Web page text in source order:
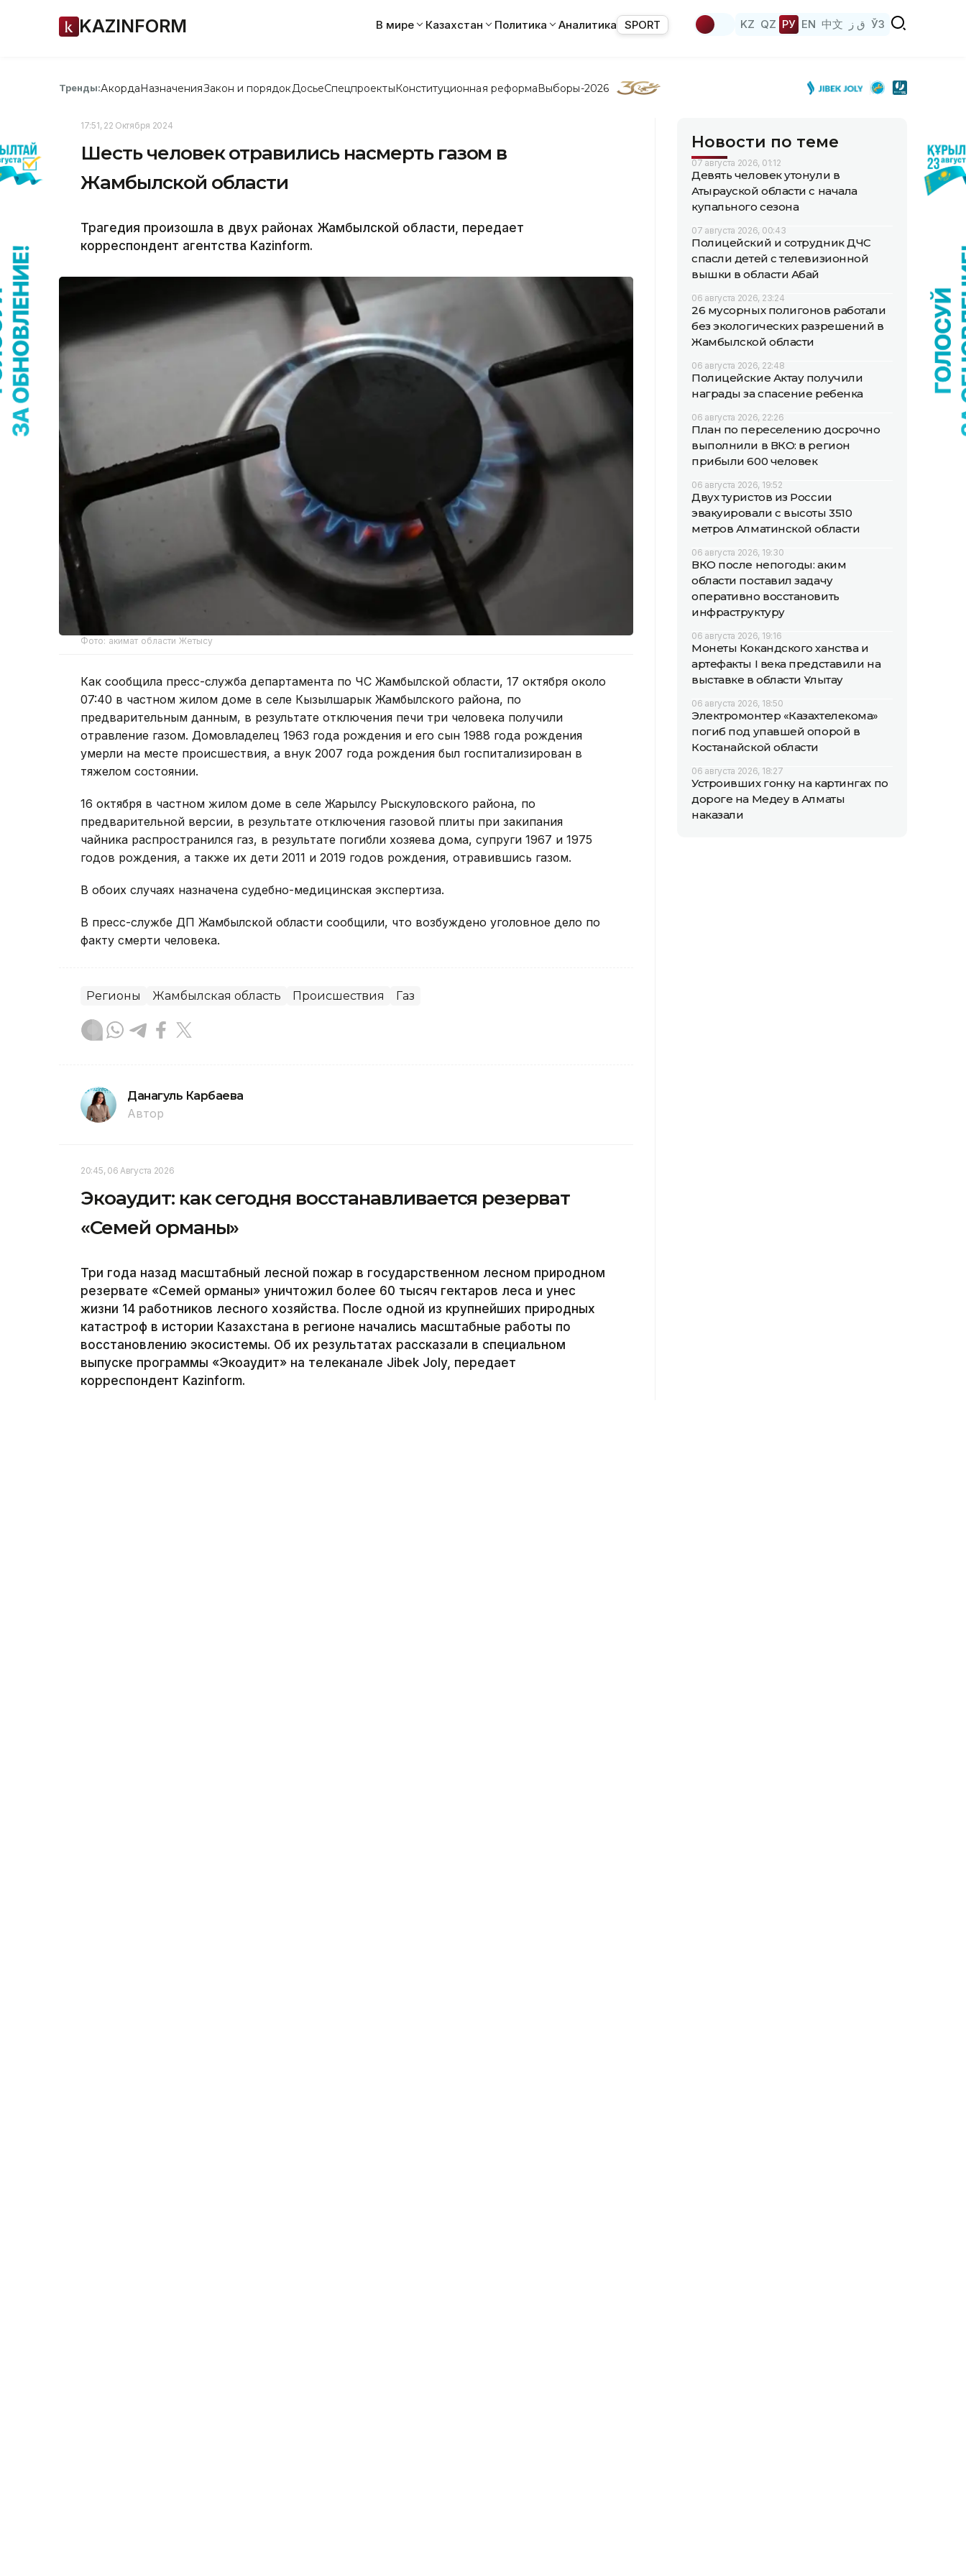
KAZINFORM В мире Казахстан Политика Аналитика SPORT KZ QZ РУ EN 中文 ق ز ЎЗ
Тренды:АкордаНазначенияЗакон и порядок ДосьеСпецпроектыКонституционная реформаВыборы-2026
17:51, 22 Октября 2024
Шесть человек отравились насмерть газом в
Жамбылской области
Трагедия произошла в двух районах Жамбылской области, передает
корреспондент агентства Kazinform.
Фото: акимат области Жетысу
Как сообщила пресс-служба департамента по ЧС Жамбылской области, 17 октября около
07:40 в частном жилом доме в селе Кызылшарык Жамбылского района, по
предварительным данным, в результате отключения печи три человека получили
отравление газом. Домовладелец 1963 года рождения и его сын 1988 года рождения
умерли на месте происшествия, а внук 2007 года рождения был госпитализирован в
тяжелом состоянии.
16 октября в частном жилом доме в селе Жарылсу Рыскуловского района, по
предварительной версии, в результате отключения газовой плиты при закипания
чайника распространился газ, в результате погибли хозяева дома, супруги 1967 и 1975
годов рождения, а также их дети 2011 и 2019 годов рождения, отравившись газом.
В обоих случаях назначена судебно-медицинская экспертиза.
В пресс-службе ДП Жамбылской области сообщили, что возбуждено уголовное дело по
факту смерти человека.
Регионы Жамбылская область Происшествия Газ
Данагуль Карбаева
Автор
20:45, 06 Августа 2026
Экоаудит: как сегодня восстанавливается резерват
«Семей орманы»
Три года назад масштабный лесной пожар в государственном лесном природном
резервате «Семей орманы» уничтожил более 60 тысяч гектаров леса и унес
жизни 14 работников лесного хозяйства. После одной из крупнейших природных
катастроф в истории Казахстана в регионе начались масштабные работы по
восстановлению экосистемы. Об их результатах рассказали в специальном
выпуске программы «Экоаудит» на телеканале Jibek Joly, передает
корреспондент Kazinform.
Новости по теме
07 августа 2026, 01:12
Девять человек утонули в
Атырауской области с начала
купального сезона
07 августа 2026, 00:43
Полицейский и сотрудник ДЧС
спасли детей с телевизионной
вышки в области Абай
06 августа 2026, 23:24
26 мусорных полигонов работали
без экологических разрешений в
Жамбылской области
06 августа 2026, 22:48
Полицейские Актау получили
награды за спасение ребенка
06 августа 2026, 22:26
План по переселению досрочно
выполнили в ВКО: в регион
прибыли 600 человек
06 августа 2026, 19:52
Двух туристов из России
эвакуировали с высоты 3510
метров Алматинской области
06 августа 2026, 19:30
ВКО после непогоды: аким
области поставил задачу
оперативно восстановить
инфраструктуру
06 августа 2026, 19:16
Монеты Кокандского ханства и
артефакты I века представили на
выставке в области Ұлытау
06 августа 2026, 18:50
Электромонтер «Казахтелекома»
погиб под упавшей опорой в
Костанайской области
06 августа 2026, 18:27
Устроивших гонку на картингах по
дороге на Медеу в Алматы
наказали